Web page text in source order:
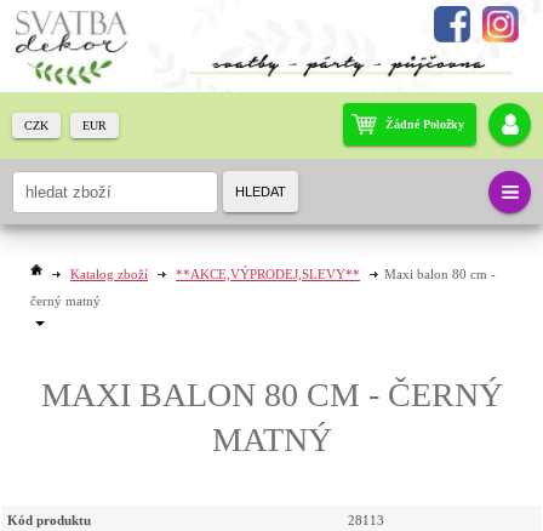
Katalog zboží **AKCE,VÝPRODEJ,SLEVY**
Maxi balon 80 cm -
černý matný
MAXI BALON 80 CM - ČERNÝ
MATNÝ
Kód produktu 28113
Žádné Položky
CZK EUR
HLEDAT